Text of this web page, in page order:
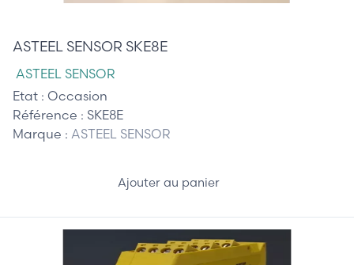
ASTEEL SENSOR SKE8E
ASTEEL SENSOR
Etat : Occasion
Référence : SKE8E
Marque : ASTEEL SENSOR
Ajouter au panier